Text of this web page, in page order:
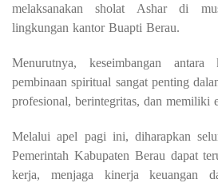
melaksanakan sholat Ashar di
lingkungan kantor Buapti Berau.
Menurutnya, keseimbangan
pembinaan spiritual sangat penting
profesional, berintegritas, dan memiliki
Melalui apel pagi ini, diharapkan
Pemerintah Kabupaten Berau dapat
kerja, menjaga kinerja keuangan